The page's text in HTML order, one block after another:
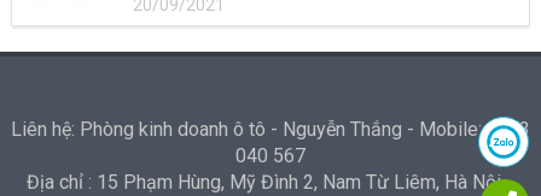
20/09/2021
Liên hệ: Phòng kinh doanh ô tô - Nguyễn Thắng - Mobile: 0973
040 567
Địa chỉ : 15 Phạm Hùng, Mỹ Đình 2, Nam Từ Liêm, Hà Nội -